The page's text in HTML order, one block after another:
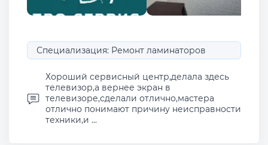
Специализация: Ремонт ламинаторов
Хороший сервисный центр,делала здесь
телевизор,а вернее экран в
телевизоре,сделали отлично,мастера
отлично понимают причину неисправности
техники,и ...